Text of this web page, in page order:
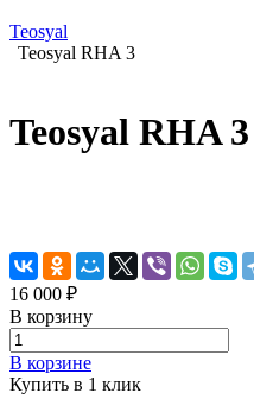
Teosyal
Teosyal RHA 3
Teosyal RHA 3
16 000 ₽
В корзину
В корзине
Купить в 1 клик